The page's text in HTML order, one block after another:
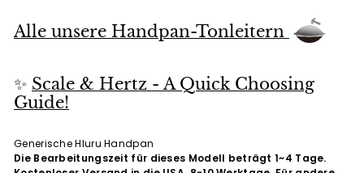
Alle unsere Handpan-Tonleitern
✨ Scale & Hertz - A Quick Choosing
Guide!
Generische Hluru Handpan
Die Bearbeitungszeit für dieses Modell beträgt 1~4 Tage.